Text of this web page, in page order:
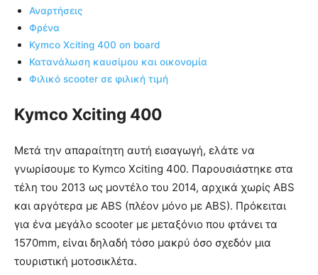
Αναρτήσεις
Φρένα
Kymco Xciting 400 on board
Κατανάλωση καυσίμου και οικονομία
Φιλικό scooter σε φιλική τιμή
Kymco Xciting 400
Μετά την απαραίτητη αυτή εισαγωγή, ελάτε να
γνωρίσουμε το Kymco Xciting 400. Παρουσιάστηκε στα
τέλη του 2013 ως μοντέλο του 2014, αρχικά χωρίς ABS
και αργότερα με ABS (πλέον μόνο με ABS). Πρόκειται
για ένα μεγάλο scooter με μεταξόνιο που φτάνει τα
1570mm, είναι δηλαδή τόσο μακρύ όσο σχεδόν μια
τουριστική μοτοσικλέτα.